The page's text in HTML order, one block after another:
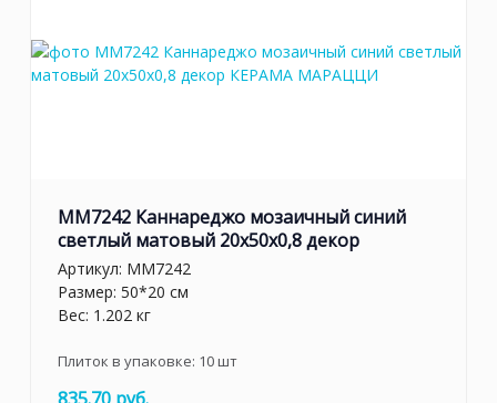
MM7242 Каннареджо мозаичный синий
светлый матовый 20x50x0,8 декор
Артикул: MM7242
Размер: 50*20 см
Вес: 1.202 кг
Плиток в упаковке: 10шт